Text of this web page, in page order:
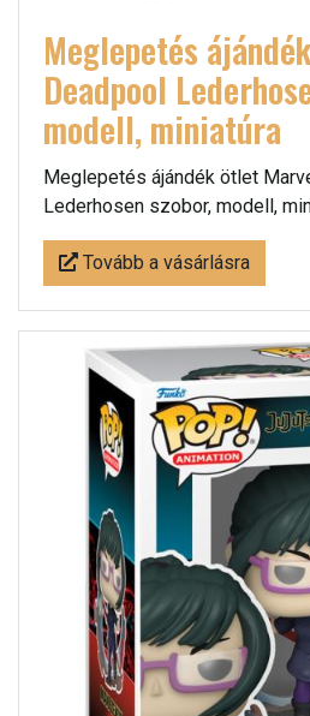
Meglepetés
Deadpool
modell, miniatúra
Meglepetés ájándék ötlet
Lederhosen szobor, modell,
Tovább a vásárlásra